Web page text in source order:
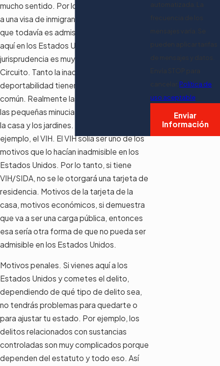
mucho sentido. Por lo tanto, si se cambia
a una visa de inmigrante, debe demostrar
que todavía es admisible, aunque esté
aquí en los Estados Unidos. En la
jurisprudencia es muy diferente según el
Circuito. Tanto la inadmisibilidad como la
deportabilidad tienen muchos puntos en
común. Realmente las pequeñas cosas,
las pequeñas minucias, pero el cuidado de
la casa y los jardines. Entonces, por
ejemplo, el VIH. El VIH solía ser uno de los
motivos que lo hacían inadmisible en los
Estados Unidos. Por lo tanto, si tiene
VIH/SIDA, no se le otorgará una tarjeta de
residencia. Motivos de la tarjeta de la
casa, motivos económicos, si demuestra
que va a ser una carga pública, entonces
esa sería otra forma de que no pueda ser
admisible en los Estados Unidos.
Motivos penales. Si vienes aquí a los
Estados Unidos y cometes el delito,
dependiendo de qué tipo de delito sea,
no tendrás problemas para quedarte o
para ajustar tu estado. Por ejemplo, los
delitos relacionados con sustancias
controladas son muy complicados porque
dependen del estatuto y todo eso. Así
automatizada. La
frecuencia de los
mensajes varía. Se
pueden aplicar tarifas
de mensajes y datos.
Envía STOP para
cancelar. Política de
uso aceptable
Enviar
Información